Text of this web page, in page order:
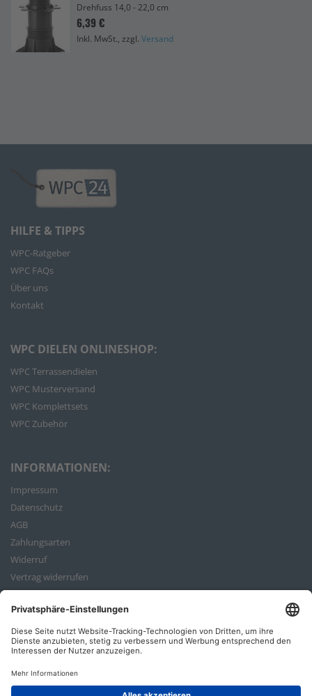
Drehfuss 14,0 - 22,0 cm
6,39 €
Inkl. MwSt., zzgl. Versand
HILFE & TIPPS
WPC-Ratgeber
WPC FAQs
Über uns
Kontakt
WPC DIELEN ONLINESHOP:
WPC Terrassendielen
WPC Musterversand
WPC Komplettsets
WPC Zubehör
INFORMATIONEN:
Impressum
Datenschutz
AGB
Zahlungsarten
Widerruf
Vertrag widerrufen
Bestellvorgang
ZAHLUNGSARTEN: